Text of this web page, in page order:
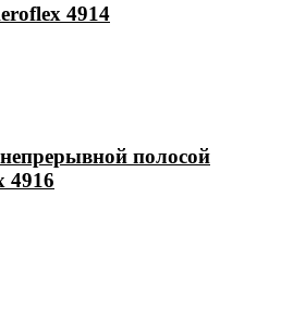
4914
полосой
4916